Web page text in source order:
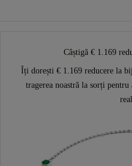
Câștigă € 1.169
Îți dorești € 1.169 reducere la
tragerea noastră la sorți